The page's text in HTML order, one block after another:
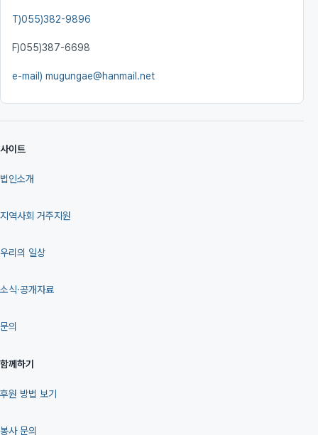
T)055)382-9896
F)055)387-6698
e-mail) mugungae@hanmail.net
사이트
법인소개
지역사회 거주지원
우리의 일상
소식·공개자료
문의
함께하기
후원 방법 보기
봉사 문의